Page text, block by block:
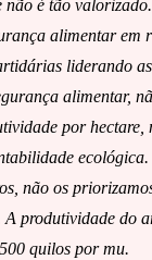
não é tão
alimentar em
liderando
alimentar,
por hectare,
não os
A produtividade do
quilos por mu.